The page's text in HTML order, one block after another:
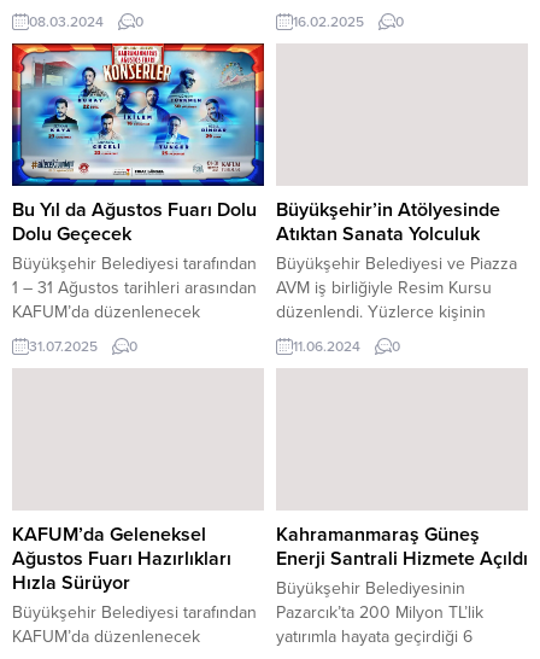
kadınlara sunduğu ücretsiz toplu
taşıma hizmeti vatandaşlar
tarafından büyük bir beğeniyle
karşılandı. Kahramanmaraş
Büyükşehir Belediyesinin 8 Mart
Dünya Kadınlar Günü dolayısıyla
kadınlara yönelik hayata geçirdiği
ücretsiz toplu taşıma hizmeti
büyük beğeni kazandı. ​​​​​​​ Belediye
ve özel halk otobüsleri gün boyu
kadınlara ücretsiz...
08.03.2024 0
adlı tiyatro gösterisiyle unutulmaz
bir hafta sonu geçiren çocuklar,
etkinliklerine hız kesmeden
devam ediyor. Kültürel ve
sanatsal etkinliklere büyük önem
veren Büyükşehir Belediyesi,
çocukları da unutmuyor. Bu
kapsamda düzenlenen...
16.02.2025 0
Bu Yıl da Ağustos Fuarı Dolu
Dolu Geçecek
Büyükşehir Belediyesi tarafından
1 – 31 Ağustos tarihleri arasından
KAFUM’da düzenlenecek
Uluslararası Geleneksel
Kahramanmaraş Ağustos Fuarı,
stantları, deneyim atölyeleri,
gençlere özel oyun alanları,
yöresel lezzetlerin tanıtımı ve
çocuk kitapları fuarı...
31.07.2025 0
Büyükşehir’in Atölyesinde
Atıktan Sanata Yolculuk
Büyükşehir Belediyesi ve Piazza
AVM iş birliğiyle Resim Kursu
düzenlendi. Yüzlerce kişinin
katıldığı kursta geri dönüşümden
de faydalanılarak atıklar sanata
AVM’nin zemin katında
düzenlenen atölyeye vatandaşlar
yoğun ilgi...
11.06.2024 0
KAFUM’da Geleneksel
Ağustos Fuarı Hazırlıkları
Hızla Sürüyor
Büyükşehir Belediyesi tarafından
KAFUM’da düzenlenecek
Kahramanmaraş Güneş
Enerji Santrali Hizmete Açıldı
Büyükşehir Belediyesinin
Pazarcık’ta 200 Milyon TL’lik
yatırımla hayata geçirdiği 6